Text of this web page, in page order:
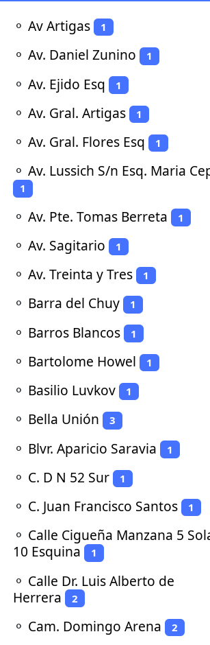
⚬ Av Artigas 1
⚬ Av. Daniel Zunino 1
⚬ Av. Ejido Esq 1
⚬ Av. Gral. Artigas 1
⚬ Av. Gral. Flores Esq 1
⚬ Av. Lussich S/n Esq. Maria
1
⚬ Av. Pte. Tomas Berreta 1
⚬ Av. Sagitario 1
⚬ Av. Treinta y Tres 1
⚬ Barra del Chuy 1
⚬ Barros Blancos 1
⚬ Bartolome Howel 1
⚬ Basilio Luvkov 1
⚬ Bella Unión 3
⚬ Blvr. Aparicio Saravia 1
⚬ C. D N 52 Sur 1
⚬ C. Juan Francisco Santos 1
⚬ Calle Cigueña Manzana 5
10 Esquina
1
⚬ Calle Dr. Luis Alberto de
Herrera
2
⚬ Cam. Domingo Arena 2